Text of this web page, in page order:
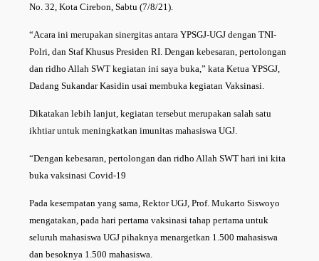
No. 32, Kota Cirebon, Sabtu (7/8/21).
“Acara ini merupakan sinergitas antara YPSGJ-UGJ dengan TNI-
Polri, dan Staf Khusus Presiden RI. Dengan kebesaran, pertolongan
dan ridho Allah SWT kegiatan ini saya buka,” kata Ketua YPSGJ,
Dadang Sukandar Kasidin usai membuka kegiatan Vaksinasi.
Dikatakan lebih lanjut, kegiatan tersebut merupakan salah satu
ikhtiar untuk meningkatkan imunitas mahasiswa UGJ.
“Dengan kebesaran, pertolongan dan ridho Allah SWT hari ini kita
buka vaksinasi Covid-19
Pada kesempatan yang sama, Rektor UGJ, Prof. Mukarto Siswoyo
mengatakan, pada hari pertama vaksinasi tahap pertama untuk
seluruh mahasiswa UGJ pihaknya menargetkan 1.500 mahasiswa
dan besoknya 1.500 mahasiswa.